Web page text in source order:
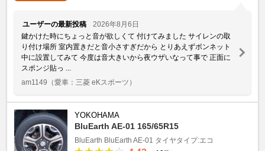
ユーザーの最新投稿
2026年8月6日
鍵かけた時にちょっと音が欲しくて 付けてみました サイレンの取
り付け場所 室内置きだと音小さすぎだから とりあえずボンネット
中に設置してみて 今度は音大きいから夜ウザいなって事で 正面に
スポンジ貼っ ...
am1149 （愛車：三菱 eKスポーツ）
YOKOHAMA
BluEarth AE-01 165/65R15
BluEarth BluEarth AE-01 タイヤタイプ:エコ